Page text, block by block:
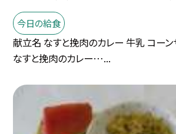
今日の給食
献立名 なすと挽肉のカレー 牛乳 コー
なすと挽肉のカレー…...